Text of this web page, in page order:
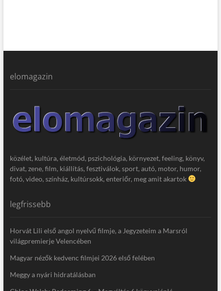
elomagazin
közélet, kultúra, életmód, pszichológia, környezet, feeling, könyv,
divat, zene, film, kiállítás, fesztiválok, sport, autó, motor, humor,
fotó, video, színház, kultúrsokk, enteriőr, meg amit akartok
legfrissebb
Horvát Lili első angol nyelvű filmje, a Jegyzeteim a Marsról
világpremierje Velencében
Magyar nézők kedvenc filmjei 2026 első felében
Meggy a nyári hidratálásban